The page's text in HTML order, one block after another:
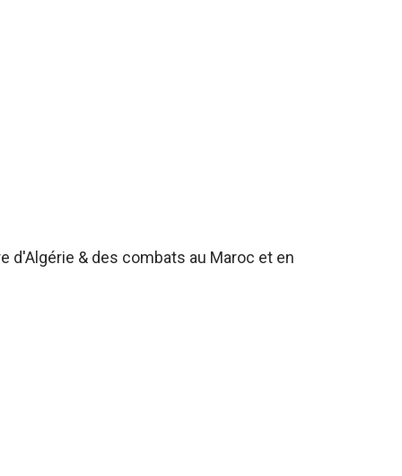
d'Algérie & des combats au Maroc et en